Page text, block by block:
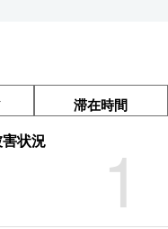
滞在時間
1
状況